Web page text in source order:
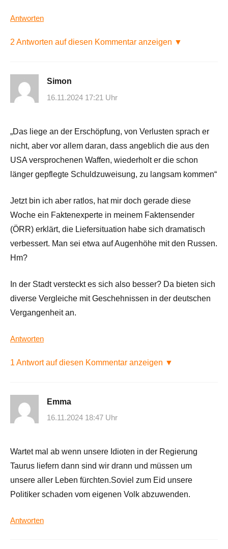
Antworten
2 Antworten auf diesen Kommentar anzeigen ▼
Simon
16.11.2024 17:21 Uhr
„Das liege an der Erschöpfung, von Verlusten sprach er
nicht, aber vor allem daran, dass angeblich die aus den
USA versprochenen Waffen, wiederholt er die schon
länger gepflegte Schuldzuweisung, zu langsam kommen“
Jetzt bin ich aber ratlos, hat mir doch gerade diese
Woche ein Faktenexperte in meinem Faktensender
(ÖRR) erklärt, die Liefersituation habe sich dramatisch
verbessert. Man sei etwa auf Augenhöhe mit den Russen.
Hm?
In der Stadt versteckt es sich also besser? Da bieten sich
diverse Vergleiche mit Geschehnissen in der deutschen
Vergangenheit an.
Antworten
1 Antwort auf diesen Kommentar anzeigen ▼
Emma
16.11.2024 18:47 Uhr
Wartet mal ab wenn unsere Idioten in der Regierung
Taurus liefern dann sind wir drann und müssen um
unsere aller Leben fürchten.Soviel zum Eid unsere
Politiker schaden vom eigenen Volk abzuwenden.
Antworten